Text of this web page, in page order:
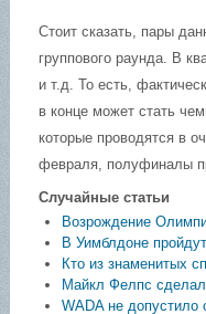
Стоит сказать, пары
группового раунда. В
и т.д. То есть,
в конце может стать
которые проводятся в
февраля, полуфиналы
Случайные статьи
Возрождение
В Уимблдоне
Кто из знаменитых
Майкл Фелпс
WADA не допустило